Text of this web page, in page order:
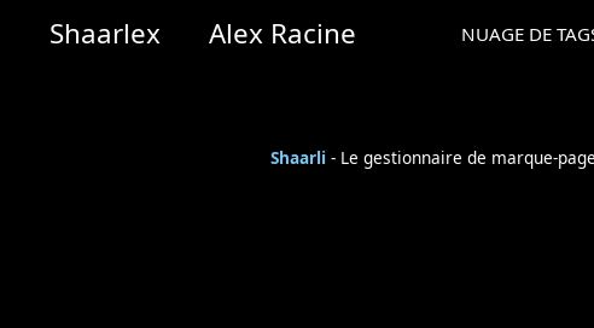
Shaarlex Alex Racine NUAGE DE
Shaarli - Le gestionnaire de marque-